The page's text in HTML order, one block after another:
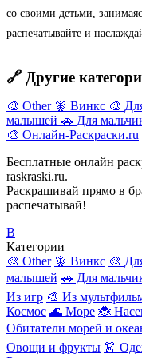
со своими детьми,
распечатывайте и
🔗 Другие
🎨 Other 🧚 Винкс 🎨
малышей 🚗 Для
🎨 Онлайн-Раскраски.ru
Бесплатные онлайн
raskraski.ru.
Раскрашивай прямо в
распечатывай!
В
Категории
🎨 Other 🧚 Винкс 🎨
малышей 🚗 Для
Из игр 🎨 Из
Космос 🌊 Море 🐞
Обитатели морей и
Овощи и фрукты 👗